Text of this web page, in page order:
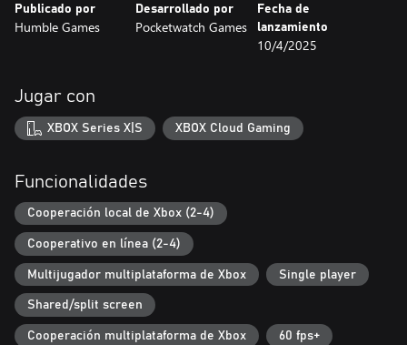
Cada golpe requiere de una planificación minuciosa. Con el Modo
Plano, podrás estudiar el diseño del nivel antes de empezar la
misión para que tú y tus colegas tengan una mejor oportunidad
Monaco 2 promete un nuevo nivel de inmersión con un estilo 3D
actualizado y un sistema de diseño de niveles generados
tus habilidades en cientos de niveles distintos, ¡y demuéstrale al
Publicado por
Humble Games
Desarrollado por
Pocketwatch Games
Fecha de
lanzamiento
10/4/2025
Jugar con
XBOX Series X|S XBOX Cloud Gaming
Funcionalidades
Cooperación local de Xbox (2-4)
Cooperativo en línea (2-4)
Multijugador multiplataforma de Xbox Single player
Shared/split screen
Cooperación multiplataforma de Xbox 60 fps+